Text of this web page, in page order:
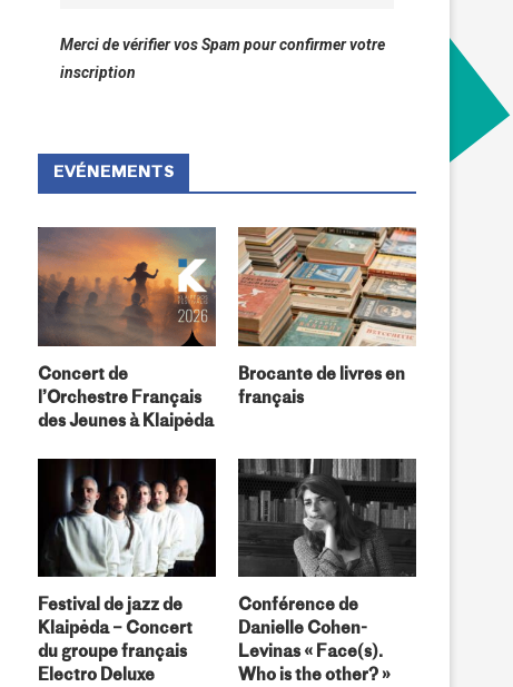
« Une histoire, un atelier… » pour
les...
« Une histoire, un atelier… »
Merci de vérifier vos Spam pour confirmer votre
inscription
EVÉNEMENTS
Concert de
l’Orchestre Français
des Jeunes à Klaipėda
Brocante de livres en
français
Festival de jazz de
Klaipėda – Concert
du groupe français
Electro Deluxe
Conférence de
Danielle Cohen-
Levinas « Face(s).
Who is the other? »